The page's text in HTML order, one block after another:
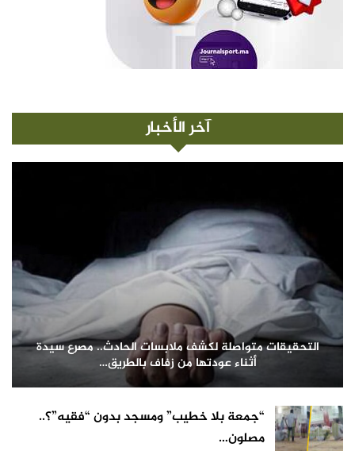
آخر الأخبار
التحقيقات متواصلة لكشف ملابسات الحادث.. مصرع سيدة
أثناء عودتها من زفاف بالطريق…
“جمعة بلا خطيب” ومسجد بدون “فقيه”؟..
مصلون…